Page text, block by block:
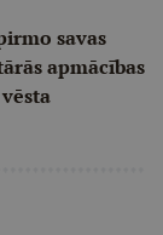
savas
apmācības